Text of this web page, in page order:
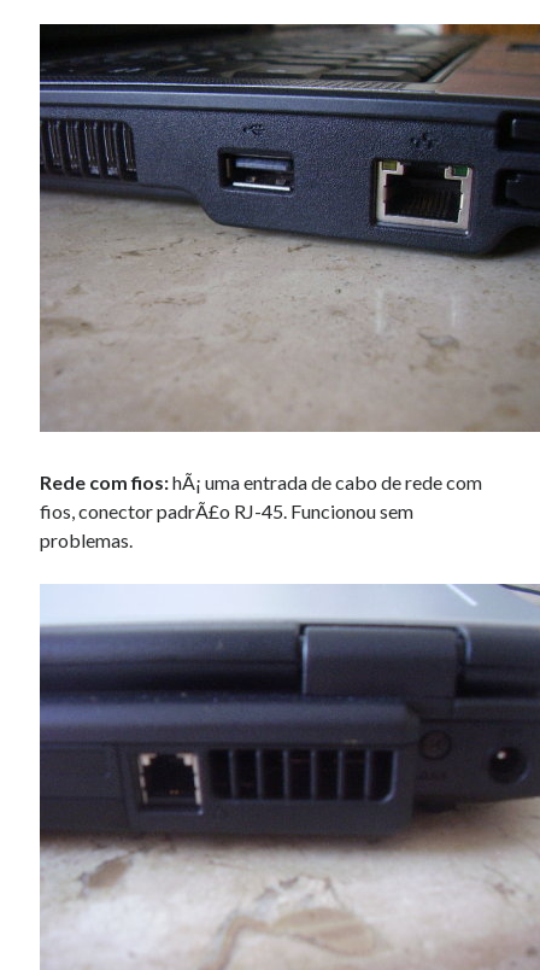
Rede com fios:hÃ¡ uma entrada de cabo de rede com
fios, conector padrÃ£o RJ-45. Funcionou sem
problemas.